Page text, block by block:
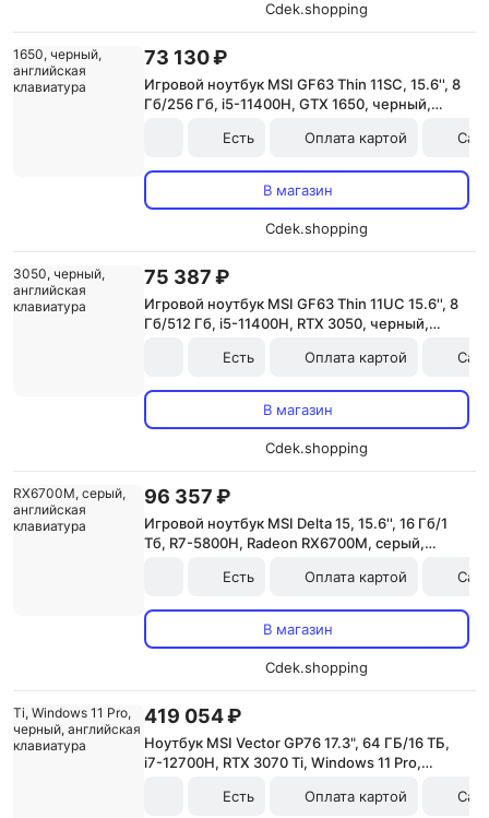
Cdek.shopping
73 130 ₽
Игровой ноутбук MSI GF63 Thin 11SC, 15.6'', 8
Гб/256 Гб, i5-11400H, GTX 1650, черный,
Есть
Оплата картой
В магазин
Cdek.shopping
75 387 ₽
Игровой ноутбук MSI GF63 Thin 11UC 15.6'', 8
Гб/512 Гб, i5-11400H, RTX 3050, черный,
Есть
Оплата картой
В магазин
Cdek.shopping
96 357 ₽
Игровой ноутбук MSI Delta 15, 15.6'', 16 Гб/1
Тб, R7-5800H, Radeon RX6700M, серый,
Есть
Оплата картой
В магазин
Cdek.shopping
419 054 ₽
Ноутбук MSI Vector GP76 17.3", 64 ГБ/16 ТБ,
i7-12700H, RTX 3070 Ti, Windows 11 Pro,
Есть
Оплата картой